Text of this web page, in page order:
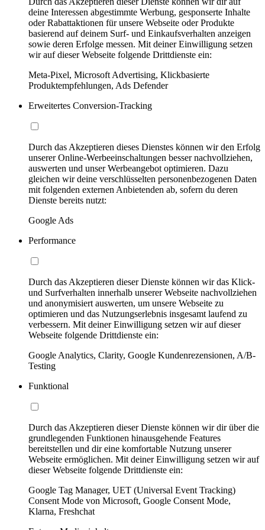
deine Interessen abgestimmte Werbung, gesponserte Inhalte
oder Rabattaktionen für unsere Webseite oder Produkte
basierend auf deinem Surf- und Einkaufsverhalten anzeigen
sowie deren Erfolge messen. Mit deiner Einwilligung setzen
wir auf dieser Webseite folgende Drittdienste ein:
Meta-Pixel, Microsoft Advertising, Klickbasierte
Produktempfehlungen, Ads Defender
Erweitertes Conversion-Tracking
Durch das Akzeptieren dieses Dienstes können wir den Erfolg
unserer Online-Werbeeinschaltungen besser nachvollziehen,
auswerten und unser Werbeangebot optimieren. Dazu
gleichen wir deine verschlüsselten personenbezogenen Daten
mit folgenden externen Anbietenden ab, sofern du deren
Dienste bereits nutzt:
Google Ads
Performance
Durch das Akzeptieren dieser Dienste können wir das Klick-
und Surfverhalten innerhalb unserer Webseite nachvollziehen
und anonymisiert auswerten, um unsere Webseite zu
optimieren und das Nutzungserlebnis insgesamt laufend zu
verbessern. Mit deiner Einwilligung setzen wir auf dieser
Webseite folgende Drittdienste ein:
Google Analytics, Clarity, Google Kundenrezensionen, A/B-
Testing
Funktional
Durch das Akzeptieren dieser Dienste können wir dir über die
grundlegenden Funktionen hinausgehende Features
bereitstellen und dir eine komfortable Nutzung unserer
Webseite ermöglichen. Mit deiner Einwilligung setzen wir auf
dieser Webseite folgende Drittdienste ein:
Google Tag Manager, UET (Universal Event Tracking)
Consent Mode von Microsoft, Google Consent Mode,
Klarna, Freshchat